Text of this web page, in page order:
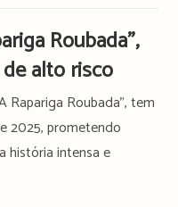
Roubada”,
alto risco
Rapariga Roubada", tem
2025, prometendo
história intensa e